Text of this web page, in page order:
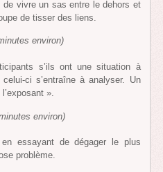
vivre un sas entre le dehors et
de tisser des liens.
environ)
s’ils ont une situation à
ci s’entraîne à analyser. Un
».
environ)
en essayant de dégager le plus
problème.